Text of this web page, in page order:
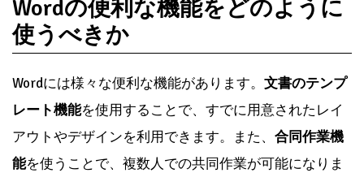
Wordの便利な機能をどのように
使うべきか
Wordには様々な便利な機能があります。 文書のテンプ
レート機能を使用することで、すでに用意されたレイ
アウトやデザインを利用できます。また、 合同作業機
能を使うことで、複数人での共同作業が可能になりま